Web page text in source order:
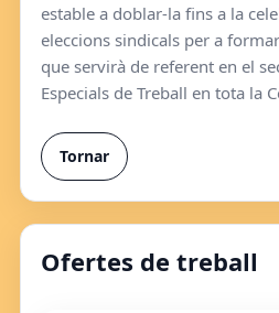
estable a doblar-la fins a la
eleccions sindicals per a
que servirà de referent en el
Especials de Treball en tota la
Tornar
Ofertes de treball